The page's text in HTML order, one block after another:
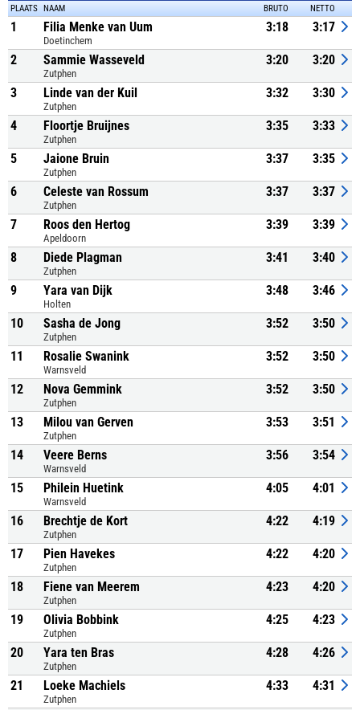
PLAATS NAAM BRUTO NETTO
1 Filia Menke van Uum
Doetinchem
3:18 3:17
2 Sammie Wasseveld
Zutphen
3:20 3:20
3 Linde van der Kuil
Zutphen
3:32 3:30
4 Floortje Bruijnes
Zutphen
3:35 3:33
5 Jaione Bruin
Zutphen
3:37 3:35
6 Celeste van Rossum
Zutphen
3:37 3:37
7 Roos den Hertog
Apeldoorn
3:39 3:39
8 Diede Plagman
Zutphen
3:41 3:40
9 Yara van Dijk
Holten
3:48 3:46
10 Sasha de Jong
Zutphen
3:52 3:50
11 Rosalie Swanink
Warnsveld
3:52 3:50
12 Nova Gemmink
Zutphen
3:52 3:50
13 Milou van Gerven
Zutphen
3:53 3:51
14 Veere Berns
Warnsveld
3:56 3:54
15 Philein Huetink
Warnsveld
4:05 4:01
16 Brechtje de Kort
Zutphen
4:22 4:19
17 Pien Havekes
Zutphen
4:22 4:20
18 Fiene van Meerem
Zutphen
4:23 4:20
19 Olivia Bobbink
Zutphen
4:25 4:23
20 Yara ten Bras
Zutphen
4:28 4:26
21 Loeke Machiels
Zutphen
4:33 4:31